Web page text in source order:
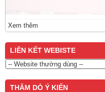
Xem thêm
LIÊN KẾT WEBISTE
THĂM DÒ Ý KIẾN